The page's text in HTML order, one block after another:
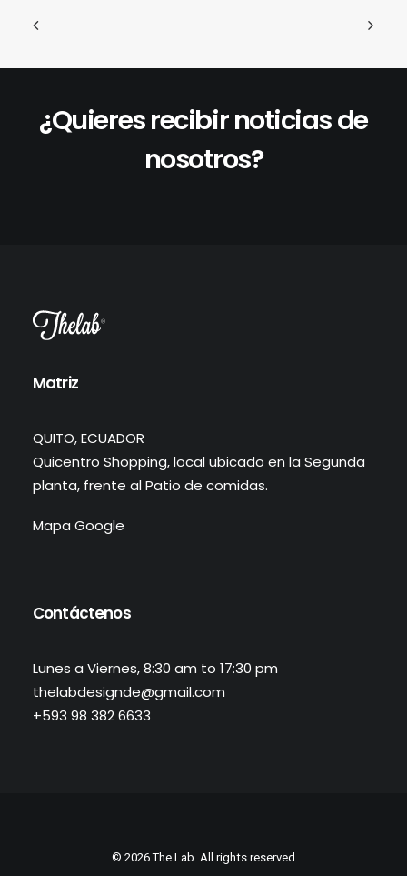
¿Quieres recibir noticias de
nosotros?
Matriz
QUITO, ECUADOR
Quicentro Shopping, local ubicado en la Segunda
planta, frente al Patio de comidas.
Mapa Google
Contáctenos
Lunes a Viernes, 8:30 am to 17:30 pm
thelabdesignde@gmail.com
+593 98 382 6633
© 2026 The Lab. All rights reserved